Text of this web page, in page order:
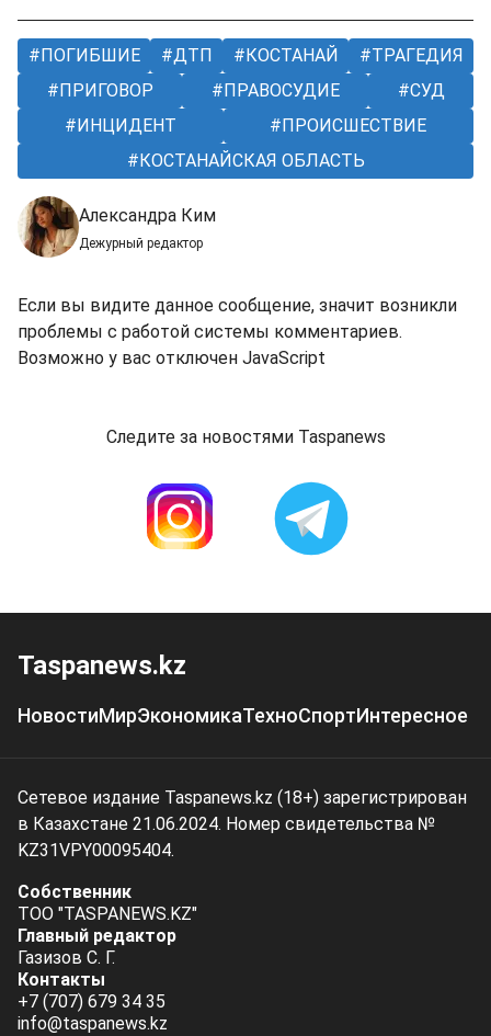
ПОГИБШИЕ ДТП КОСТАНАЙ
ТРАГЕДИЯ
ПРИГОВОР
ПРАВОСУДИЕ
СУД
ИНЦИДЕНТ
ПРОИСШЕСТВИЕ
КОСТАНАЙСКАЯ ОБЛАСТЬ
Александра Ким
Дежурный редактор
Если вы видите данное сообщение, значит возникли
проблемы с работой системы комментариев.
Возможно у вас отключен JavaScript
Следите за новостями Taspanews
Taspanews.kz
НовостиМирЭкономикаТехноСпортИнтересное
Сетевое издание Taspanews.kz (18+) зарегистрирован
в Казахстане 21.06.2024. Номер свидетельства №
KZ31VPY00095404.
Собственник
ТОО "TASPANEWS.KZ"
Главный редактор
Газизов С. Г.
Контакты
+7 (707) 679 34 35
info@taspanews.kz